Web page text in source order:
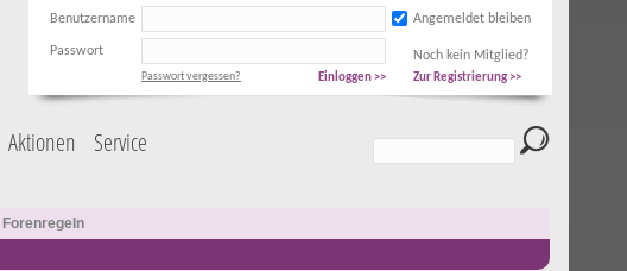
Benutzername Angemeldet bleiben
Passwort Noch kein Mitglied?
Einloggen >>
Passwort vergessen? Zur Registrierung >>
Aktionen Service
Forenregeln